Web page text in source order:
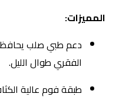
المميزات:
دعم طبي صلب
الفقري طوال الليل.
طبقة فوم عالية